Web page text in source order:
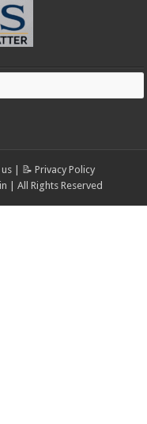
| 📝 Privacy Policy
| All Rights Reserved